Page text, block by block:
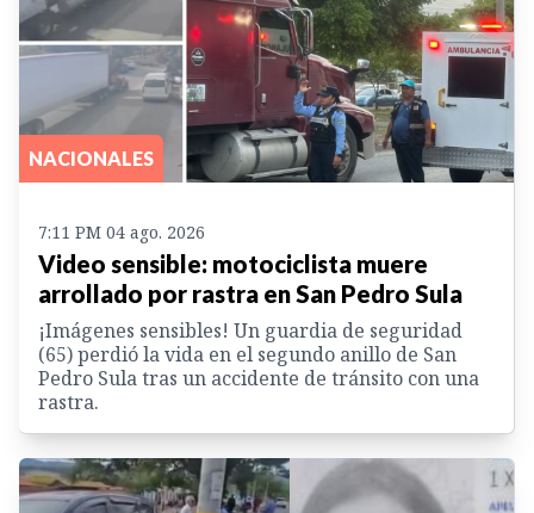
NACIONALES
7:11 PM 04 ago. 2026
Video sensible: motociclista muere
arrollado por rastra en San Pedro Sula
¡Imágenes sensibles! Un guardia de seguridad
(65) perdió la vida en el segundo anillo de San
Pedro Sula tras un accidente de tránsito con una
rastra.